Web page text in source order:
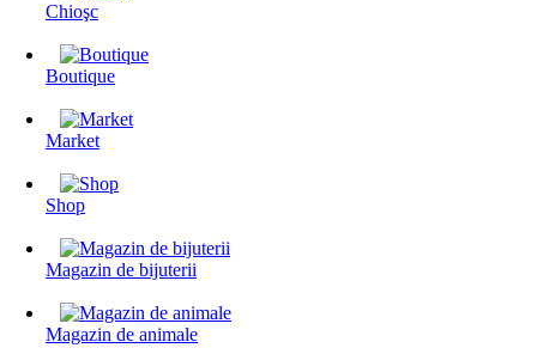
Chioşc
Boutique
Market
Shop
Magazin de bijuterii
Magazin de animale